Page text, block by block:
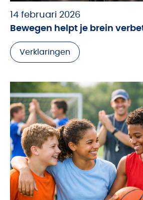
14 februari 2026
Bewegen helpt je brein
Verklaringen